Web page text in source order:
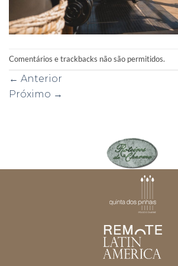
Comentários e trackbacks não são permitidos.
← Anterior
Próximo →